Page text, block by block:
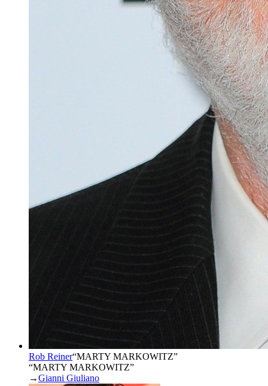
Rob Reiner“MARTY MARKOWITZ”
“MARTY MARKOWITZ”
→Gianni Giuliano